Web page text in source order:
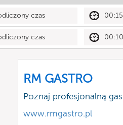
czas 00:15
czas 00:10
RM GASTRO
Poznaj profesjonalną
www.rmgastro.pl